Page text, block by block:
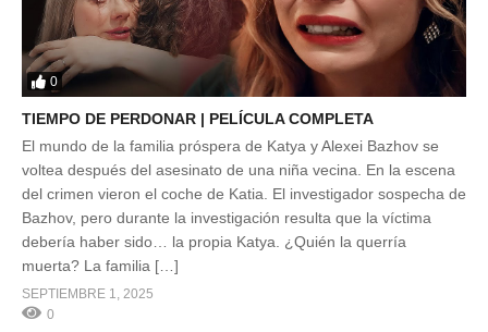
0
TIEMPO DE PERDONAR | PELÍCULA COMPLETA
El mundo de la familia próspera de Katya y Alexei Bazhov se
voltea después del asesinato de una niña vecina. En la escena
del crimen vieron el coche de Katia. El investigador sospecha de
Bazhov, pero durante la investigación resulta que la víctima
debería haber sido… la propia Katya. ¿Quién la querría
muerta? La familia […]
SEPTIEMBRE 1, 2025
0